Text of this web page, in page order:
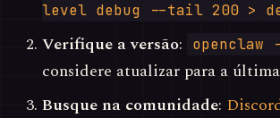
level debug --tail 200 >
Verifique a versão: openclaw
considere atualizar para a
Busque na comunidade: